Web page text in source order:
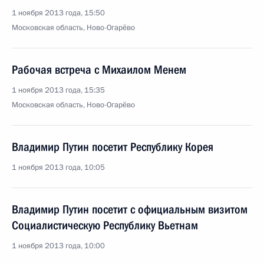
1 ноября 2013 года, 15:50
Московская область, Ново-Огарёво
Рабочая встреча с Михаилом Менем
1 ноября 2013 года, 15:35
Московская область, Ново-Огарёво
Владимир Путин посетит Республику Корея
1 ноября 2013 года, 10:05
Владимир Путин посетит с официальным визитом
Социалистическую Республику Вьетнам
1 ноября 2013 года, 10:00